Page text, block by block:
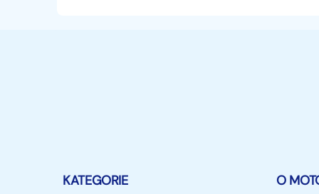
KATEGORIE O